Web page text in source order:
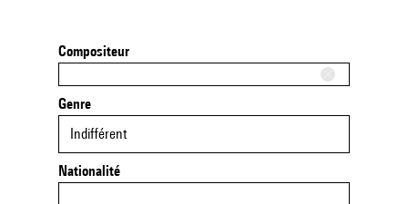
Compositeur
Genre
Indifférent
Nationalité